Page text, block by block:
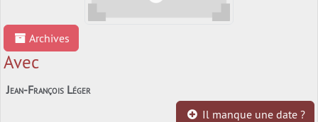
Archives
Avec
Jean-François Léger
Il manque une date ?